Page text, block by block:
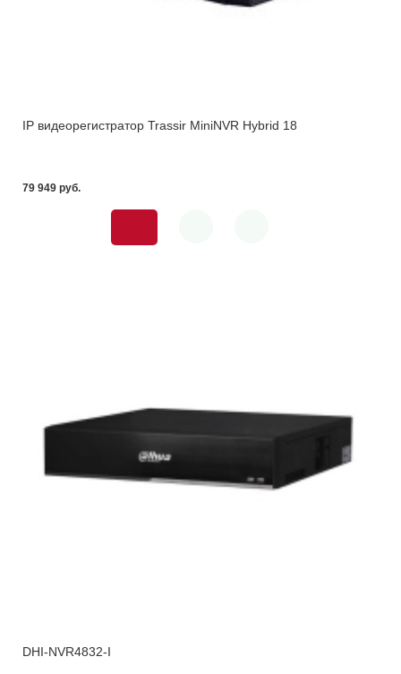
IP видеорегистратор Trassir MiniNVR Hybrid 18
79 949 pуб.
DHI-NVR4832-I